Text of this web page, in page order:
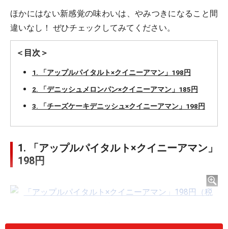
ほかにはない新感覚の味わいは、やみつきになること間
違いなし！ ぜひチェックしてみてください。
＜目次＞
1. 「アップルパイタルト×クイニーアマン」198円
2. 「デニッシュメロンパン×クイニーアマン」185円
3. 「チーズケーキデニッシュ×クイニーアマン」198円
1. 「アップルパイタルト×クイニーアマン」
198円